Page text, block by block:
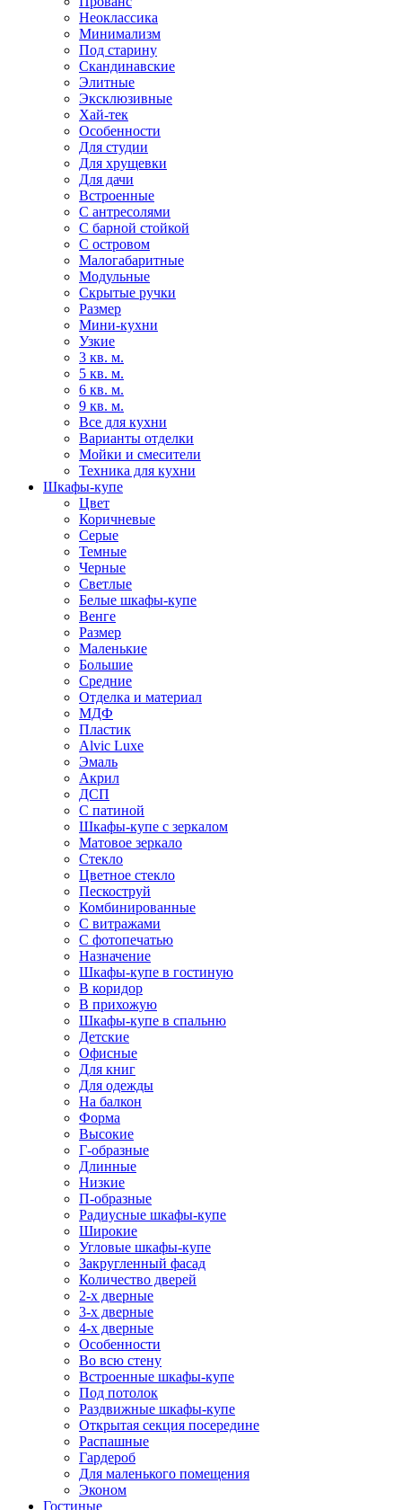
Неоклассика
Минимализм
Под старину
Скандинавские
Элитные
Эксклюзивные
Хай-тек
Особенности
Для студии
Для хрущевки
Для дачи
Встроенные
С антресолями
С барной стойкой
С островом
Малогабаритные
Модульные
Скрытые ручки
Размер
Мини-кухни
Узкие
3 кв. м.
5 кв. м.
6 кв. м.
9 кв. м.
Все для кухни
Варианты отделки
Мойки и смесители
Техника для кухни
Шкафы-купе
Цвет
Коричневые
Серые
Темные
Черные
Светлые
Белые шкафы-купе
Венге
Размер
Маленькие
Большие
Средние
Отделка и материал
МДФ
Пластик
Alvic Luxe
Эмаль
Акрил
ДСП
С патиной
Шкафы-купе с зеркалом
Матовое зеркало
Стекло
Цветное стекло
Пескоструй
Комбинированные
С витражами
С фотопечатью
Назначение
Шкафы-купе в гостиную
В коридор
В прихожую
Шкафы-купе в спальню
Детские
Офисные
Для книг
Для одежды
На балкон
Форма
Высокие
Г-образные
Длинные
Низкие
П-образные
Радиусные шкафы-купе
Широкие
Угловые шкафы-купе
Закругленный фасад
Количество дверей
2-х дверные
3-х дверные
4-х дверные
Особенности
Во всю стену
Встроенные шкафы-купе
Под потолок
Раздвижные шкафы-купе
Открытая секция посередине
Распашные
Гардероб
Для маленького помещения
Эконом
Гостиные